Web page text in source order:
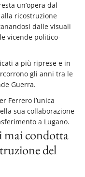
un’opera dal
ricostruzione
dalle visuali
vicende politico-
a più riprese e in
gli anni tra le
Guerra.
Ferrero l’unica
sua collaborazione
a Lugano.
mai condotta
del